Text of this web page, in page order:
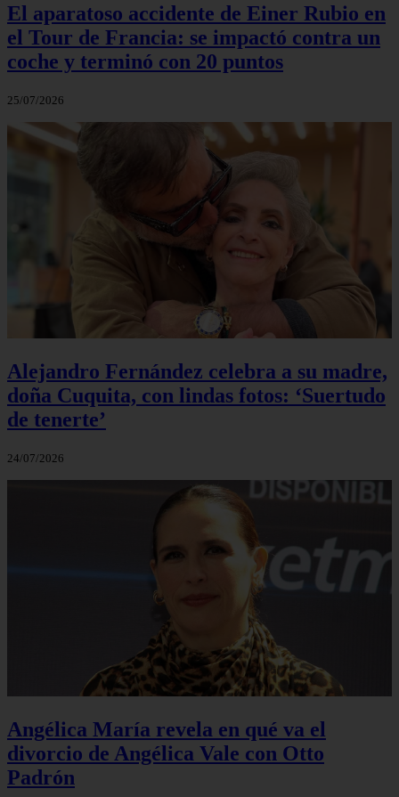
El aparatoso accidente de Einer Rubio en
el Tour de Francia: se impactó contra un
coche y terminó con 20 puntos
25/07/2026
Alejandro Fernández celebra a su madre,
doña Cuquita, con lindas fotos: ‘Suertudo
de tenerte’
24/07/2026
Angélica María revela en qué va el
divorcio de Angélica Vale con Otto
Padrón